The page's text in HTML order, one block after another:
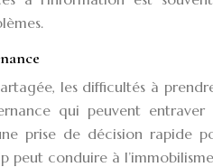
les difficultés à
qui peuvent
prise de décision rapide
peut conduire à